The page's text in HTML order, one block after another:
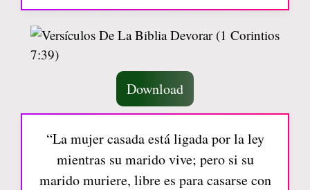
Download
“La mujer casada está ligada por la ley
mientras su marido vive; pero si su
marido muriere, libre es para casarse con